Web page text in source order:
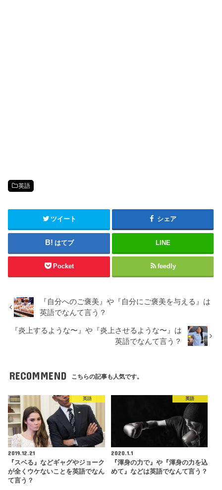
英語
ツイート シェア
はてブ LINE
Pocket feedly
『自分へのご褒美』や『自分にご褒美を与える』は
英語でなんて言う？
『炎上するような〜』や『炎上させるような〜』は
英語でなんて言う？
RECOMMEND こちらの記事も人気です。
英語
2019.12.21
『スベる』などギャグやジョーク
が全くウケないことを英語でなん
て言う？
英語
2020.1.1
『渾身の力で』や『渾身の力を込
めて』などは英語でなんて言う？